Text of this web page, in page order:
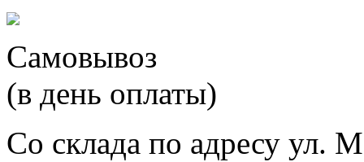
Самовывоз
(в день оплаты)
Со склада по адресу ул.